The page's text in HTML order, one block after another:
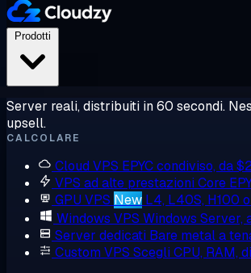
Server reali, distribuiti in 60 secondi.
upsell.
CALCOLARE
Cloud VPS EPYC condiviso, da
VPS ad alte prestazioni Core
GPU VPS New L4, L40S, H100
Windows VPS Windows Server,
Server dedicati Bare metal a
Custom VPS Scegli CPU, RAM,